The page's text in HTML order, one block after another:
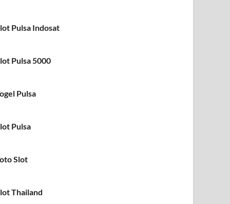
Pulsa Indosat
Pulsa 5000
Pulsa
Pulsa
Slot
Thailand